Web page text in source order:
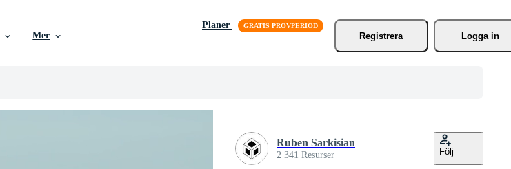
Mer
Planer
Registrera
Logga in
Ruben Sarkisian
2 341 Resurser Följ